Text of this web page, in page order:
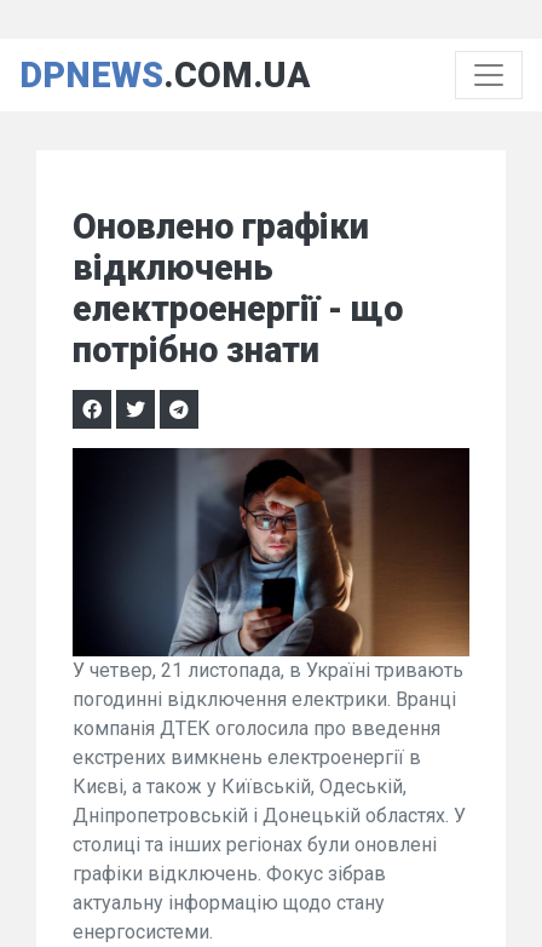
DPNEWS.COM.UA
Оновлено графіки
відключень
електроенергії - що
потрібно знати
У четвер, 21 листопада, в Україні тривають
погодинні відключення електрики. Вранці
компанія ДТЕК оголосила про введення
екстрених вимкнень електроенергії в
Києві, а також у Київській, Одеській,
Дніпропетровській і Донецькій областях. У
столиці та інших регіонах були оновлені
графіки відключень. Фокус зібрав
актуальну інформацію щодо стану
енергосистеми.